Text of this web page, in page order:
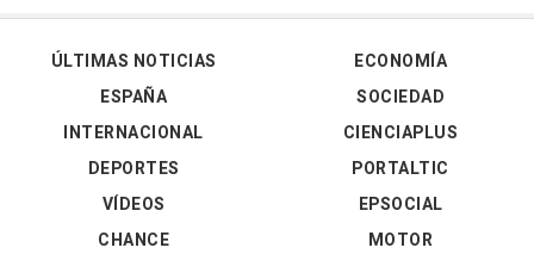
ÚLTIMAS NOTICIAS
ESPAÑA
INTERNACIONAL
DEPORTES
VÍDEOS
ECONOMÍA
SOCIEDAD
CIENCIAPLUS
PORTALTIC
EPSOCIAL
CHANCE
MOTOR